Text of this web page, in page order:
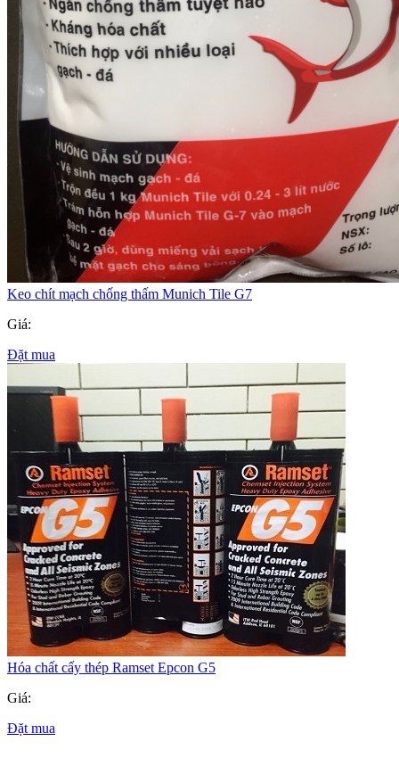
Keo chít mạch chống thấm Munich Tile G7
Giá:
Đặt mua
Hóa chất cấy thép Ramset Epcon G5
Giá:
Đặt mua